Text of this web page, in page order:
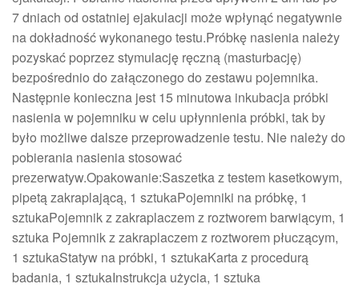
7 dniach od ostatniej ejakulacji może wpłynąć negatywnie
na dokładność wykonanego testu.Próbkę nasienia należy
pozyskać poprzez stymulację ręczną (masturbację)
bezpośrednio do załączonego do zestawu pojemnika.
Następnie konieczna jest 15 minutowa inkubacja próbki
nasienia w pojemniku w celu upłynnienia próbki, tak by
było możliwe dalsze przeprowadzenie testu. Nie należy do
pobierania nasienia stosować
prezerwatyw.Opakowanie:Saszetka z testem kasetkowym,
pipetą zakraplającą, 1 sztukaPojemniki na próbkę, 1
sztukaPojemnik z zakraplaczem z roztworem barwiącym, 1
sztuka Pojemnik z zakraplaczem z roztworem płuczącym,
1 sztukaStatyw na próbki, 1 sztukaKarta z procedurą
badania, 1 sztukaInstrukcja użycia, 1 sztuka